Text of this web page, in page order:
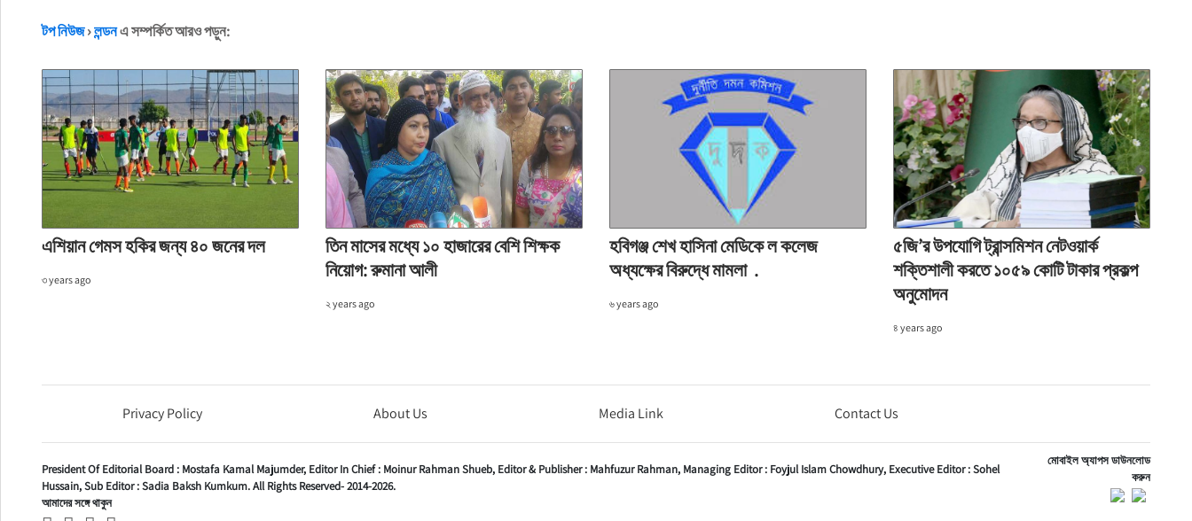
টপ নিউজ›লন্ডনএ সম্পর্কিত আরও পড়ুন:
এশিয়ান গেমস হকির জন্য ৪০ জনের দল
৩ years ago
তিন মাসের মধ্যে ১০ হাজারের বেশি শিক্ষক
নিয়োগ: রুমানা আলী
২ years ago
হবিগঞ্জ শেখ হাসিনা মেডিকে ল কলেজ
অধ্যক্ষের বিরুদ্ধে মামলা .
৬ years ago
৫জি’র উপযোগি ট্রান্সমিশন নেটওয়ার্ক
শক্তিশালী করতে ১০৫৯ কোটি টাকার প্রকল্প
অনুমোদন
৪ years ago
Privacy Policy About Us Media Link Contact Us
President Of Editorial Board : Mostafa Kamal Majumder, Editor In Chief : Moinur Rahman Shueb, Editor & Publisher : Mahfuzur Rahman, Managing Editor : Foyjul Islam Chowdhury, Executive Editor :Sohel
Hussain,Sub Editor :Sadia Baksh Kumkum. All Rights Reserved- 2014-2026.
আমাদের সঙ্গে থাকুন
মোবাইল অ্যাপস ডাউনলোড
করুন